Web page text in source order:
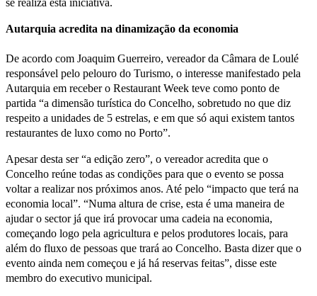
Autarquia acredita na dinamização da economia
De acordo com Joaquim Guerreiro, vereador da Câmara de Loulé
responsável pelo pelouro do Turismo, o interesse manifestado pela
Autarquia em receber o Restaurant Week teve como ponto de
partida “a dimensão turística do Concelho, sobretudo no que diz
respeito a unidades de 5 estrelas, e em que só aqui existem tantos
restaurantes de luxo como no Porto”.
Apesar desta ser “a edição zero”, o vereador acredita que o
Concelho reúne todas as condições para que o evento se possa
voltar a realizar nos próximos anos. Até pelo “impacto que terá na
economia local”. “Numa altura de crise, esta é uma maneira de
ajudar o sector já que irá provocar uma cadeia na economia,
começando logo pela agricultura e pelos produtores locais, para
além do fluxo de pessoas que trará ao Concelho. Basta dizer que o
evento ainda nem começou e já há reservas feitas”, disse este
membro do executivo municipal.